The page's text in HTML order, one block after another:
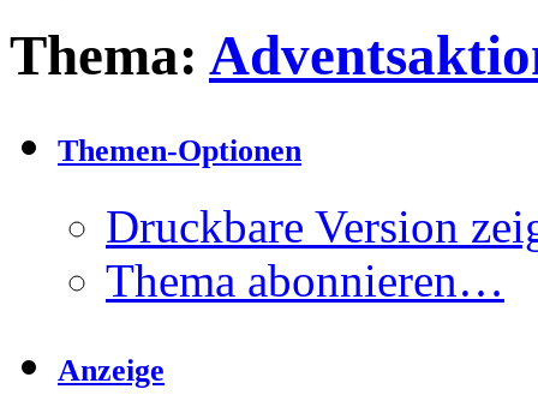
Thema:
Themen-Optionen
Druckbare Version
Thema abonnieren…
Anzeige